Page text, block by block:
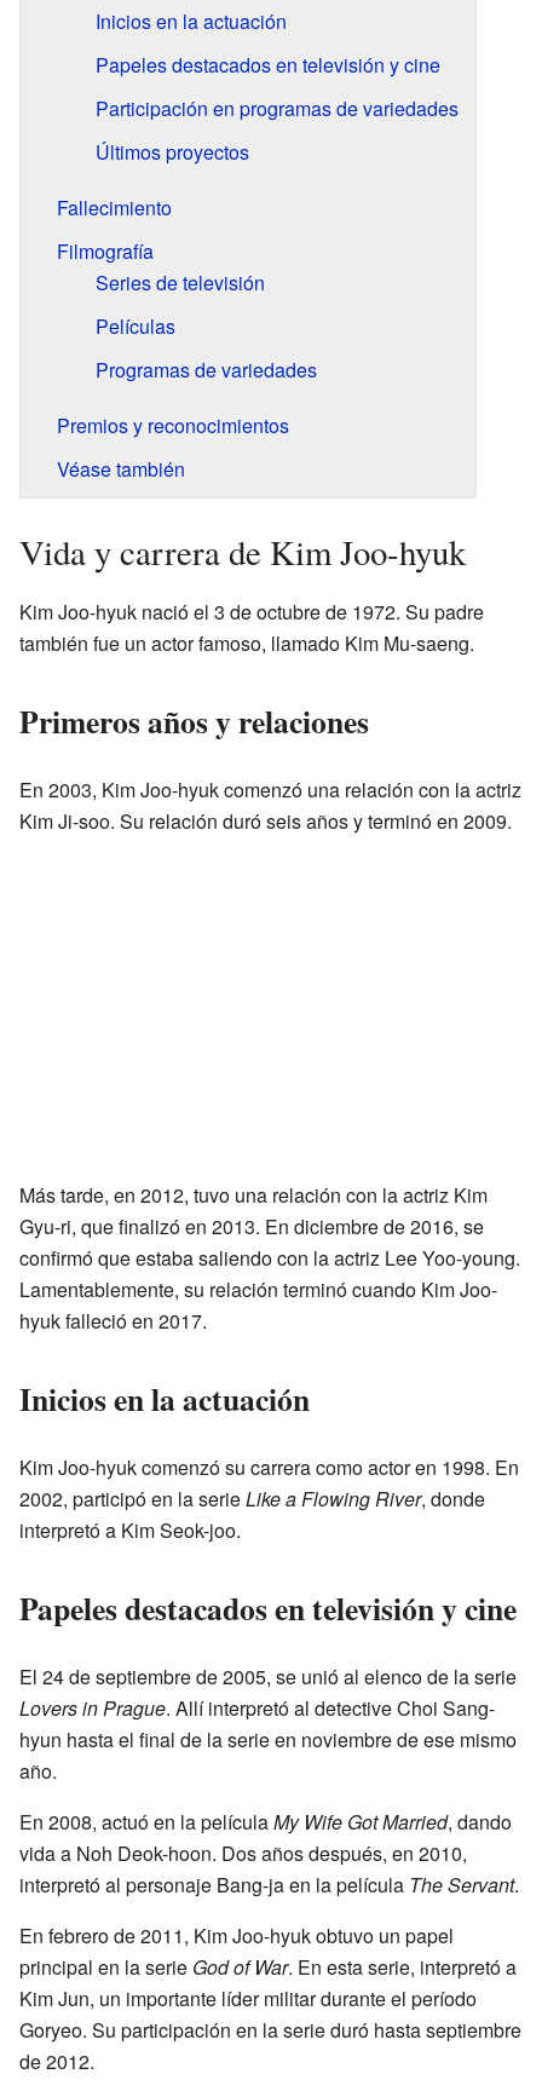
Inicios en la actuación
Papeles destacados en televisión y cine
Participación en programas de variedades
Últimos proyectos
Fallecimiento
Filmografía
Series de televisión
Películas
Programas de variedades
Premios y reconocimientos
Véase también
Vida y carrera de Kim Joo-hyuk
Kim Joo-hyuk nació el 3 de octubre de 1972. Su padre
también fue un actor famoso, llamado Kim Mu-saeng.
Primeros años y relaciones
En 2003, Kim Joo-hyuk comenzó una relación con la actriz
Kim Ji-soo. Su relación duró seis años y terminó en 2009.
Más tarde, en 2012, tuvo una relación con la actriz Kim
Gyu-ri, que finalizó en 2013. En diciembre de 2016, se
confirmó que estaba saliendo con la actriz Lee Yoo-young.
Lamentablemente, su relación terminó cuando Kim Joo-
hyuk falleció en 2017.
Inicios en la actuación
Kim Joo-hyuk comenzó su carrera como actor en 1998. En
2002, participó en la serieLike a Flowing River, donde
interpretó a Kim Seok-joo.
Papeles destacados en televisión y cine
El 24 de septiembre de 2005, se unió al elenco de la serie
Lovers in Prague. Allí interpretó al detective Choi Sang-
hyun hasta el final de la serie en noviembre de ese mismo
año.
En 2008, actuó en la películaMy Wife Got Married, dando
vida a Noh Deok-hoon. Dos años después, en 2010,
interpretó al personaje Bang-ja en la película The Servant.
En febrero de 2011, Kim Joo-hyuk obtuvo un papel
principal en la serie God of War. En esta serie, interpretó a
Kim Jun, un importante líder militar durante el período
Goryeo. Su participación en la serie duró hasta septiembre
de 2012.